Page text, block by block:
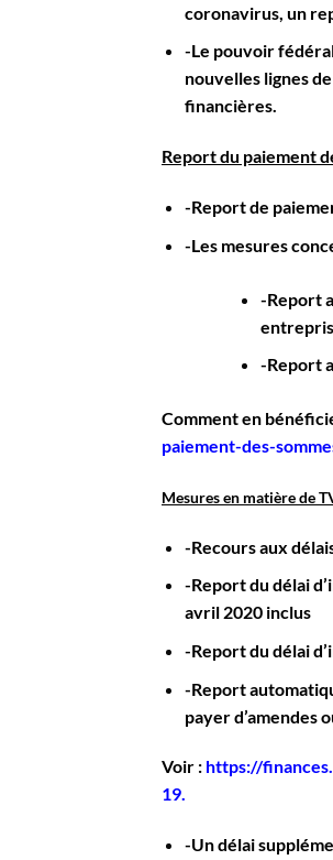
coronavirus, un
-Le pouvoir
nouvelles lignes
financières.
Report du paiement
-Report de
-Les mesures
-Report
-Report
Comment en
paiement-des-
Mesures en matière de
-Recours aux
-Report du délai
avril 2020 inclus
-Report du délai
-Report
payer d’amendes
Voir : https://
19.
-Un délai